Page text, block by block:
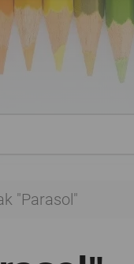
"Parasol"